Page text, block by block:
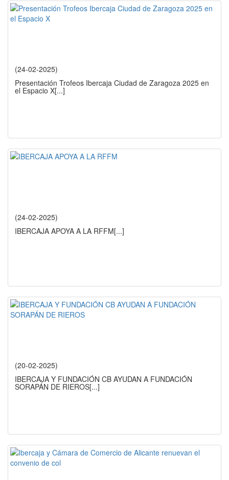
(24-02-2025)
Presentación Trofeos Ibercaja Ciudad de Zaragoza 2025 en
el Espacio X[...]
(24-02-2025)
IBERCAJA APOYA A LA RFFM[...]
(20-02-2025)
IBERCAJA Y FUNDACIÓN CB AYUDAN A FUNDACIÓN
SORAPÁN DE RIEROS[...]